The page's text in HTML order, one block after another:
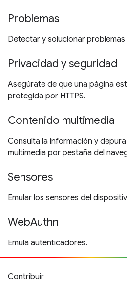
Problemas
Detectar y solucionar
Privacidad y seguridad
Asegúrate de que una página
protegida por HTTPS.
Contenido multimedia
Consulta la información y
multimedia por pestaña del
Sensores
Emular los sensores del
WebAuthn
Emula autenticadores.
Contribuir